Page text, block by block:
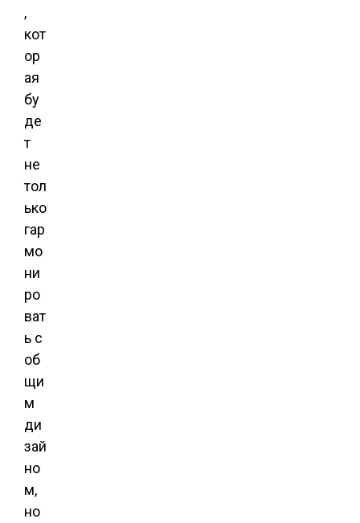
,
кот
ор
ая
бу
де
т
не
тол
ько
гар
мо
ни
ро
ват
ь с
об
щи
м
ди
зай
но
м,
но